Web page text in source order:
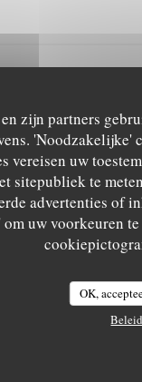
zijn partners
vereisen uw
sitepubliek te
advertenties of
om uw voorkeuren
OK,
je recommande